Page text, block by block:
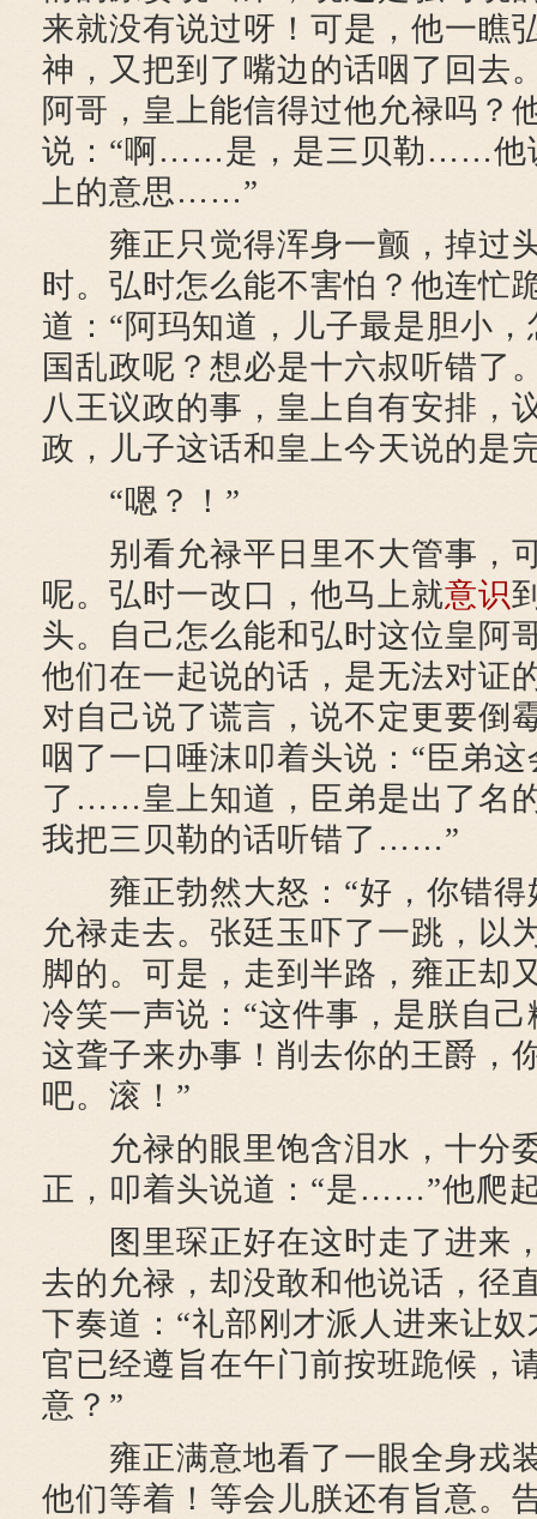
来就没有说过呀！可是，他一瞧
神，又把到了嘴边的话咽了回去
阿哥，皇上能信得过他允禄吗？
说：“啊……是，是三贝勒……
上的意思……”
雍正只觉得浑身一颤，掉过
时。弘时怎么能不害怕？他连忙
道：“阿玛知道，儿子最是胆小
国乱政呢？想必是十六叔听错了
八王议政的事，皇上自有安排，
政，儿子这话和皇上今天说的是
“嗯？！”
别看允禄平日里不大管事，
呢。弘时一改口，他马上就意识
头。自己怎么能和弘时这位皇阿
他们在一起说的话，是无法对证
对自己说了谎言，说不定更要倒
咽了一口唾沫叩着头说：“臣弟
了……皇上知道，臣弟是出了名
我把三贝勒的话听错了……”
雍正勃然大怒：“好，你错得
允禄走去。张廷玉吓了一跳，以
脚的。可是，走到半路，雍正却
冷笑一声说：“这件事，是朕自
这聋子来办事！削去你的王爵，
吧。滚！”
允禄的眼里饱含泪水，十分
正，叩着头说道：“是……”他爬
图里琛正好在这时走了进来
去的允禄，却没敢和他说话，径
下奏道：“礼部刚才派人进来让
官已经遵旨在午门前按班跪候，
意？”
雍正满意地看了一眼全身戎
他们等着！等会儿朕还有旨意。